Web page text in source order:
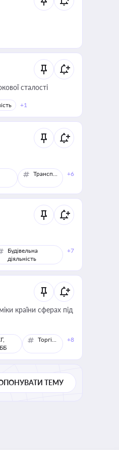
сталості
+1
Транспорт +6
Будівельна
діяльність
+7
країни сферах під
Торгівля +8
ТЕМУ